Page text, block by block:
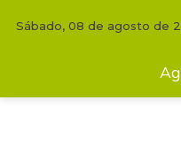
Sábado, 08 de agosto de